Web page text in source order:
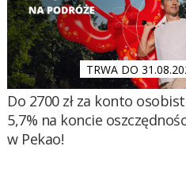
TRWA DO
Do 2700 zł za konto
5,7% na koncie
w Pekao!